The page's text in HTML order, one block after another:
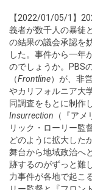
【2022/01/05/1】
義者が数千人の暴徒
の結果の議会承認を
した。事件から一年
のでしょうか。PBS
（Frontline）が、非
やカリフォルニア大
同調査をもとに制作
Insurrection （『ア
リック・ローリー監
どのように拡大した
舞台から地域政治へ
跡するのがずっと難
力事件が各地で起こ